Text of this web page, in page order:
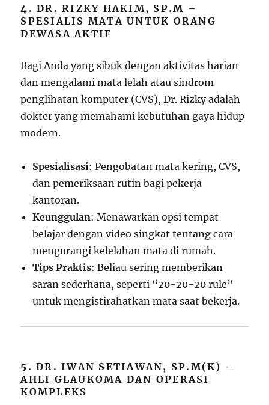
4.DR. RIZKY HAKIM, SP.M –
SPESIALIS MATA UNTUK ORANG
DEWASA AKTIF
Bagi Anda yang sibuk dengan aktivitas harian
dan mengalami mata lelah atau sindrom
penglihatan komputer (CVS), Dr. Rizky adalah
dokter yang memahami kebutuhan gaya hidup
modern.
Spesialisasi: Pengobatan mata kering, CVS,
dan pemeriksaan rutin bagi pekerja
kantoran.
Keunggulan: Menawarkan opsi tempat
belajar dengan video singkat tentang cara
mengurangi kelelahan mata di rumah.
Tips Praktis: Beliau sering memberikan
saran sederhana, seperti “20-20-20 rule”
untuk mengistirahatkan mata saat bekerja.
5.DR. IWAN SETIAWAN, SP.M(K) –
AHLI GLAUKOMA DAN OPERASI
KOMPLEKS